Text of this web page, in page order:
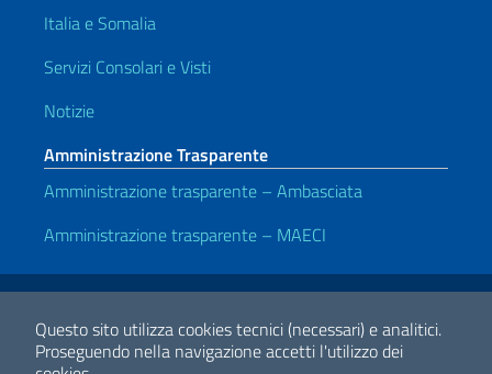
Questo sito utilizza cookies tecnici (necessari) e analitici.
Proseguendo nella navigazione accetti l'utilizzo dei
Italia e Somalia
Servizi Consolari e Visti
Notizie
Amministrazione Trasparente
Amministrazione trasparente – Ambasciata
Amministrazione trasparente – MAECI
Link Utili